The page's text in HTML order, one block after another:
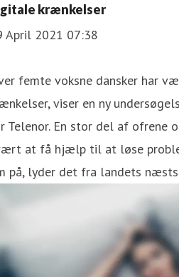
krænkelser
April 2021 07:38
femte voksne dansker har
viser en ny
Telenor. En stor del af ofrene
at få hjælp til at løse
på, lyder det fra landets